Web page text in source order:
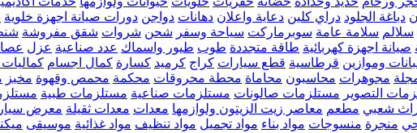
دباغة الجلود دراي كلين دعاية واعلان دهانات دواجن دورات صيانة اجهزة خلوية
سلالم سلامة عامة سوبرماركت سياحة وسفر شحن شروات شقق مفروشة
صيانة اجهزة كهربائية طاقة متجددة طوب طيور واسماك عدد صناعية عزل
وموازين قرطاسية قطع سيارات كراج كرميد كسارة كمال اجسام
مجوهرات محاسبون محاماة محطة محروقات محكمة محمص وقهوة مخبز
التصوير مستلزمات صالونات مستلزمات صناعية مستلزمات طبية
شعبي مطعم معاصر زيت الزيتون ولوازمها معدات معدات ثقيلة معرض
منجرة منسوجات مواد بناء مواد تجميل مواد تنظيف مواد غذائية موسيقى